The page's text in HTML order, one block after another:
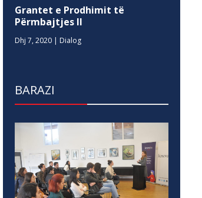
Grantet e Prodhimit të
Përmbajtjes II
Dhj 7, 2020 | Dialog
BARAZI